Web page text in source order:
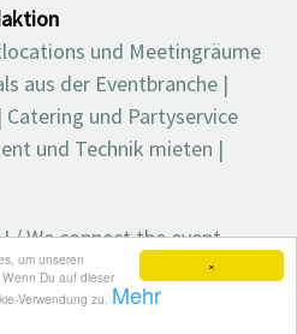
×
um unseren
Du auf dieser
Verwendung zu. Mehr
und Meetingräume
aus der Eventbranche |
| Catering und Partyservice
und Technik mieten |
/ We connect the event
für die Eventplanung /
Magazin und mehr